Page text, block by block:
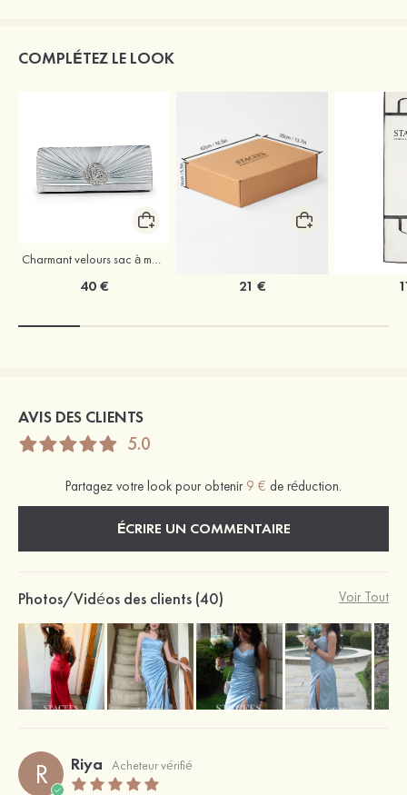
COMPLÉTEZ LE LOOK
40 € 21 €
AVIS DES CLIENTS
5.0
Partagez votre look pour obtenir 9 € de réduction.
ÉCRIRE UN COMMENTAIRE
Photos/Vidéos des clients (40) Voir Tout
R Riya Acheteur vérifié